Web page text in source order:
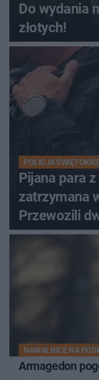
Do wydania
złotych!
POLICJA
Pijana para
zatrzymana
Przewozili
NAWAŁNICE NA
Armagedon